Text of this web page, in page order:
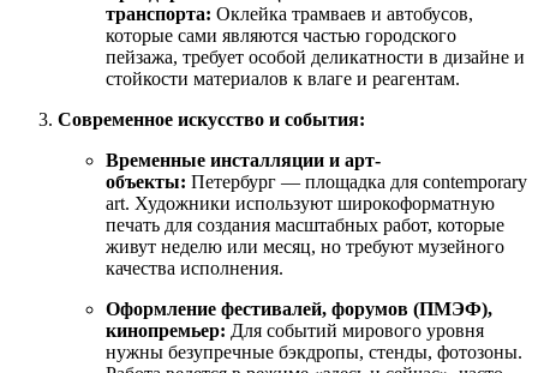
транспорта: Оклейка трамваев и автобусов,
которые сами являются частью городского
пейзажа, требует особой деликатности в дизайне и
стойкости материалов к влаге и реагентам.
Современное искусство и события:
Временные инсталляции и арт-
объекты: Петербург — площадка для contemporary
art. Художники используют широкоформатную
печать для создания масштабных работ, которые
живут неделю или месяц, но требуют музейного
качества исполнения.
Оформление фестивалей, форумов (ПМЭФ),
кинопремьер: Для событий мирового уровня
нужны безупречные бэкдропы, стенды, фотозоны.